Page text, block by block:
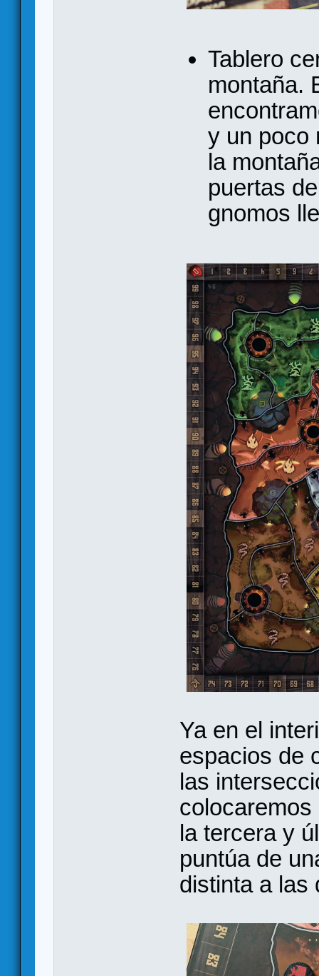
Tablero
montaña.
y un poco
la
puertas
gnomos
Ya en el
espacios de
las
la tercera y
puntúa de
distinta a las